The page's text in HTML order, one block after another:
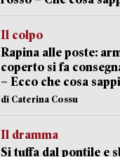
Il colpo
Rapina alle poste:
coperto si fa
– Ecco che cosa
di Caterina Cossu
Il dramma
Si tuffa dal pontile e